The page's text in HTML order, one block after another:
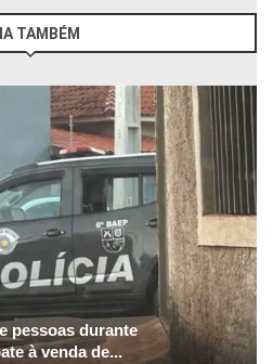
TAMBÉM
pessoas durante
à venda de...